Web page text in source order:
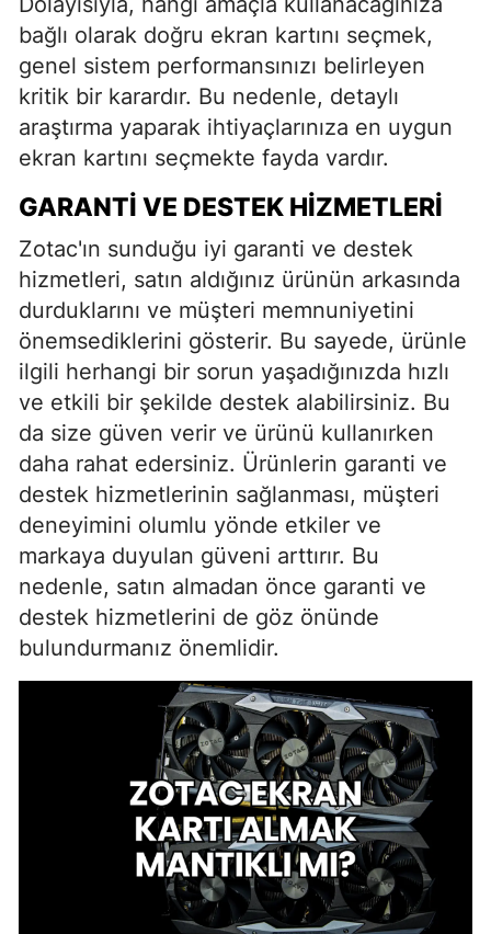
bağlı olarak doğru ekran kartını seçmek,
genel sistem performansınızı belirleyen
kritik bir karardır. Bu nedenle, detaylı
araştırma yaparak ihtiyaçlarınıza en uygun
ekran kartını seçmekte fayda vardır.
GARANTI VE DESTEK HIZMETLERI
Zotac'ın sunduğu iyi garanti ve destek
hizmetleri, satın aldığınız ürünün arkasında
durduklarını ve müşteri memnuniyetini
önemsediklerini gösterir. Bu sayede, ürünle
ilgili herhangi bir sorun yaşadığınızda hızlı
ve etkili bir şekilde destek alabilirsiniz. Bu
da size güven verir ve ürünü kullanırken
daha rahat edersiniz. Ürünlerin garanti ve
destek hizmetlerinin sağlanması, müşteri
deneyimini olumlu yönde etkiler ve
markaya duyulan güveni arttırır. Bu
nedenle, satın almadan önce garanti ve
destek hizmetlerini de göz önünde
bulundurmanız önemlidir.